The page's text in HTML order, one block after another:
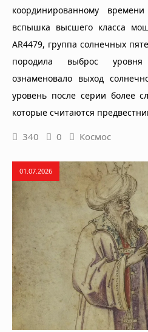
координированному
вспышка высшего класса
AR4479, группа солнечных
породила выброс
ознаменовало выход
уровень после серии более
которые считаются
340 0 Космос
01.07.2026